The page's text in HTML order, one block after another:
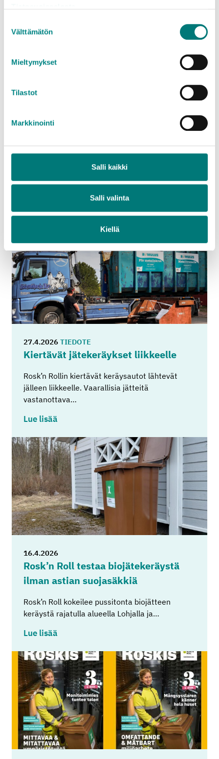
valinta
Välttämätön
Mieltymykset
Tilastot
Markkinointi
Salli kaikki
Salli valinta
Kiellä
Tam­mi­saa­ren jä­tea­se­man it­se­pal­ve­lu
sul­je­taan ral­lin ajak­si
Tammisaaren jäteaseman itsepalveluasiointi on
27.4.2026 TIEDOTE
Kier­tä­vät jä­te­ke­räyk­set liik­keel­le
Rosk’n Rollin kiertävät keräysautot lähtevät
jälleen liikkeelle. Vaarallisia jätteitä
vastanottava…
Lue lisää
16.4.2026
Rosk’n Roll tes­taa bio­jä­te­ke­räys­tä
ilman as­tian suo­ja­säk­kiä
Rosk’n Roll kokeilee pussitonta biojätteen
keräystä rajatulla alueella Lohjalla ja…
Lue lisää